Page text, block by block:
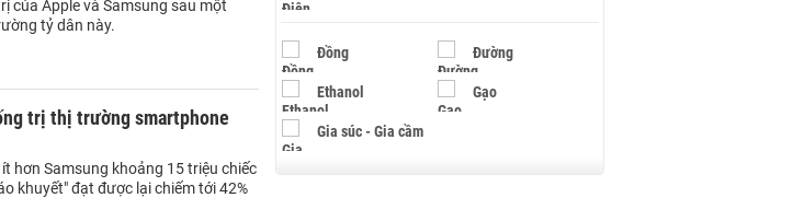
của Apple và Samsung sau một
tỷ dân này.
trị thị trường smartphone
hơn Samsung khoảng 15 triệu chiếc
khuyết" đạt được lại chiếm tới 42%
Đồng Đường
Ethanol Gạo
Gia súc - Gia cầm